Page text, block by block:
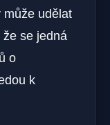
může udělat
se jedná
o
k